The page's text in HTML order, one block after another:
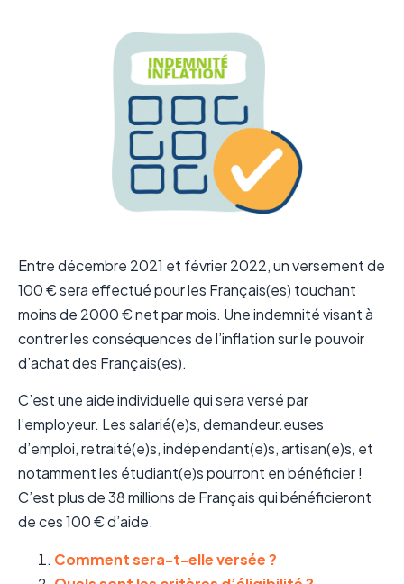
Entre décembre 2021 et février 2022, un versement de
100 € sera effectué pour les Français(es) touchant
moins de 2000 € net par mois. Une indemnité visant à
contrer les conséquences de l’inflation sur le pouvoir
d’achat des Français(es).
C’est une aide individuelle qui sera versé par
l’employeur. Les salarié(e)s, demandeur.euses
d’emploi, retraité(e)s, indépendant(e)s, artisan(e)s, et
notamment les étudiant(e)s pourront en bénéficier !
C’est plus de 38 millions de Français qui bénéficieront
de ces 100 € d’aide.
Comment sera-t-elle versée ?